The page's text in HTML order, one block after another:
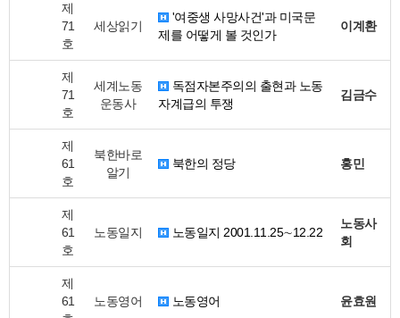
제
71
호
세상읽기
'여중생 사망사건'과 미국문
제를 어떻게 볼 것인가
이계환
제
71
호
세계노동
운동사
독점자본주의의 출현과 노동
자계급의 투쟁
김금수
제
61
호
북한바로
알기
북한의 정당 홍민
제
61
호
노동일지 노동일지 2001.11.25∼12.22
노동사
회
제
61
노동영어 노동영어 윤효원